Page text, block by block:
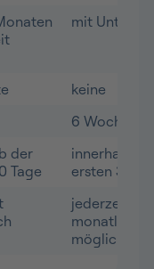
mit
keine
6 Wochen
der
Tage
innerhalb
ersten 30
jederzeit
monatlich
möglich